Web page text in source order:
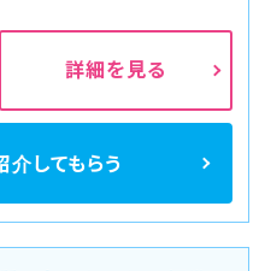
詳細を見る
介してもらう